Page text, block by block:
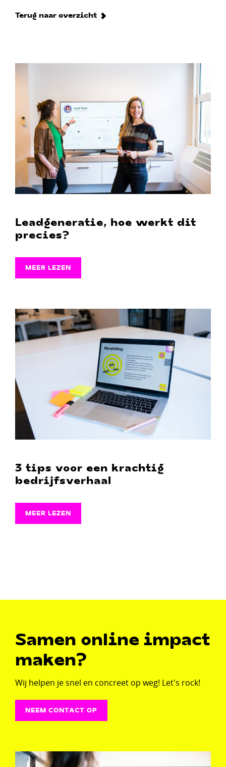
Terug naar overzicht
Leadgeneratie, hoe werkt dit
precies?
MEER LEZEN
3 tips voor een krachtig
bedrijfsverhaal
MEER LEZEN
Samen online impact
maken?
Wij helpen je snel en concreet op weg! Let's rock!
NEEM CONTACT OP